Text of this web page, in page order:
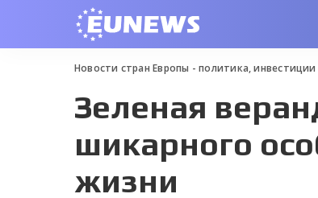
Новости стран Европы - политика,
Зеленая
шикарного
жизни